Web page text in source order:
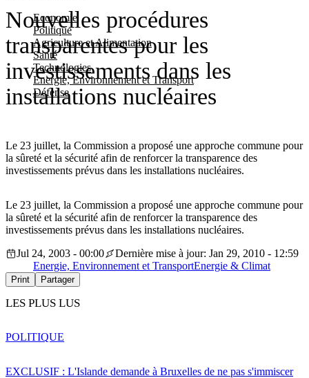
Economie
Politique
Agriculture et Alimentation
Santé
Technologies
Energie, Environnement et Transport
Défense
Nouvelles procédures
transparentes pour les
investissements dans les
installations nucléaires
Le 23 juillet, la Commission a proposé une approche commune pour
la sûreté et la sécurité afin de renforcer la transparence des
investissements prévus dans les installations nucléaires.
Le 23 juillet, la Commission a proposé une approche commune pour
la sûreté et la sécurité afin de renforcer la transparence des
investissements prévus dans les installations nucléaires.
Jul 24, 2003 - 00:00
Dernière mise à jour: Jan 29, 2010 - 12:59
Energie, Environnement et TransportEnergie & Climat
Print Partager
LES PLUS LUS
EXCLUSIF : L'Islande demande à Bruxelles de ne pas s'immiscer
POLITIQUE